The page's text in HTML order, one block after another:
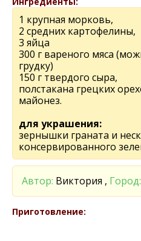
1 крупная морковь,
2 средних картофелины,
3 яйца
300 г вареного мяса
грудку)
150 г твердого сыра,
полстакана грецких
майонез.
для украшения:
зернышки граната и
консервированного
Автор: Виктория , Город:
Приготовление: